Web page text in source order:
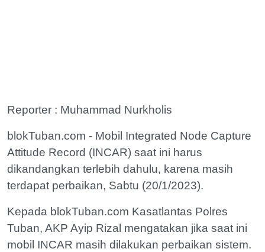
Reporter : Muhammad Nurkholis
blokTuban.com - Mobil Integrated Node Capture
Attitude Record (INCAR) saat ini harus
dikandangkan terlebih dahulu, karena masih
terdapat perbaikan, Sabtu (20/1/2023).
Kepada blokTuban.com Kasatlantas Polres
Tuban, AKP Ayip Rizal mengatakan jika saat ini
mobil INCAR masih dilakukan perbaikan sistem.